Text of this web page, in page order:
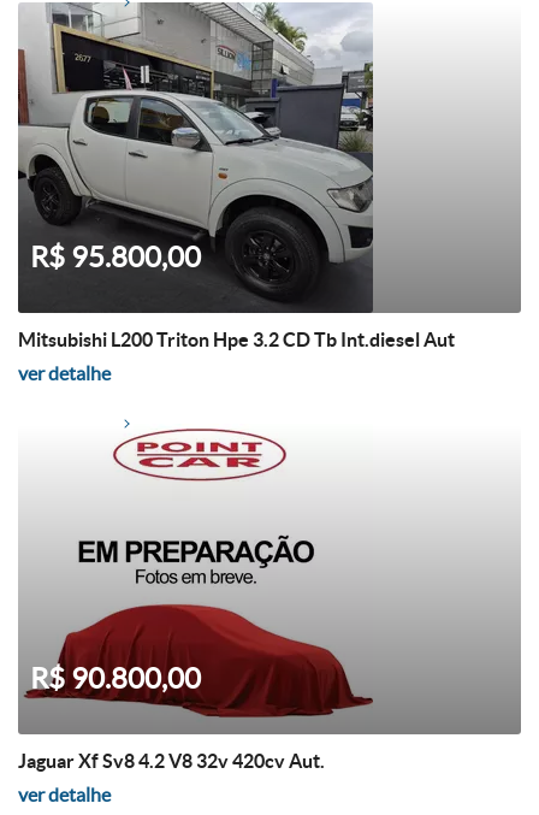
R$ 95.800,00
Mitsubishi L200 Triton Hpe 3.2 CD Tb Int.diesel Aut
ver detalhe
R$ 90.800,00
Jaguar Xf Sv8 4.2 V8 32v 420cv Aut.
ver detalhe